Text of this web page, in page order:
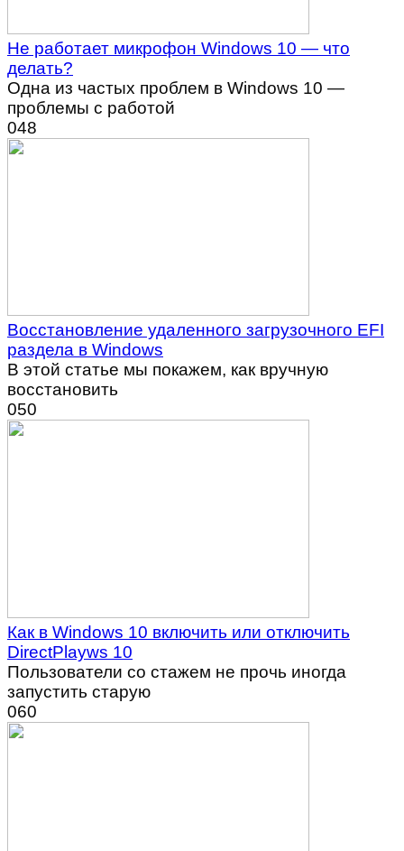
Не работает микрофон Windows 10 — что
делать?
Одна из частых проблем в Windows 10 —
проблемы с работой
048
Восстановление удаленного загрузочного EFI
раздела в Windows
В этой статье мы покажем, как вручную
восстановить
050
Как в Windows 10 включить или отключить
DirectPlayws 10
Пользователи со стажем не прочь иногда
запустить старую
060